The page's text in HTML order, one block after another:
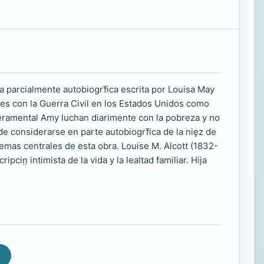
parcialmente autobiogrf̀ica escrita por Louisa May
con la Guerra Civil en los Estados Unidos como
Amy luchan diarimente con la pobreza y no
considerarse en parte autobiogrf̀ica de la nięz de
centrales de esta obra. Louise M. Alcott (1832-
intimista de la vida y la lealtad familiar. Hija